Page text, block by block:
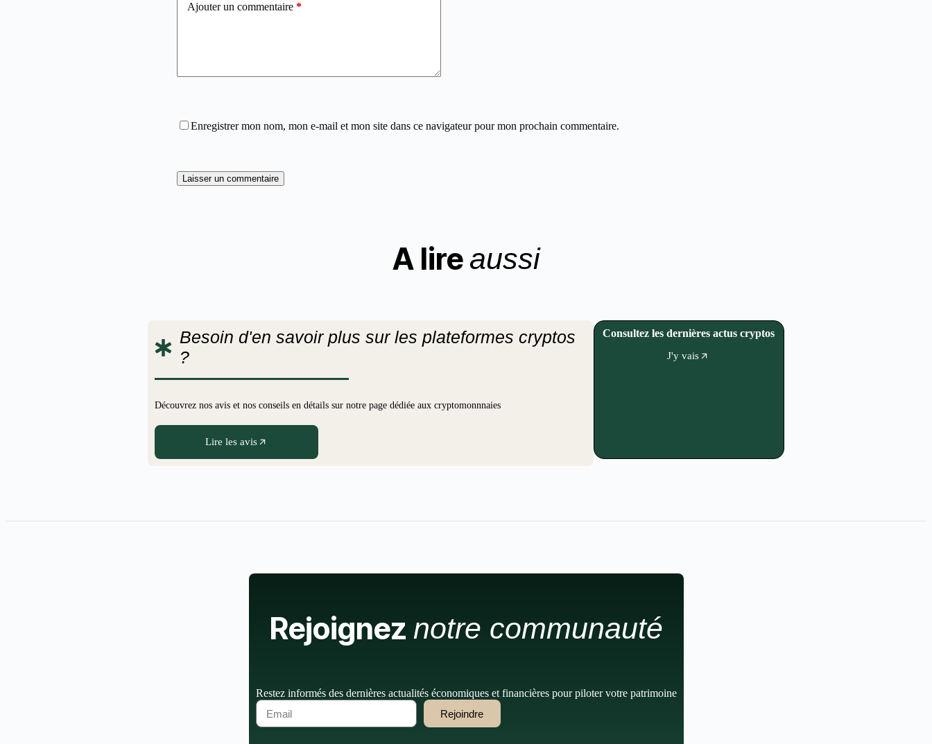
Ajouter un commentaire*
Enregistrer mon nom, mon e-mail et mon site dans ce navigateur pour mon prochain commentaire.
Laisser un commentaire
A lire aussi
Besoin d'en savoir plus sur les plateformes cryptos
?
Découvrez nos avis et nos conseils en détails sur notre page dédiée aux cryptomonnnaies
Lire les avis
Consultez les dernières actus cryptos
J'y vais
Rejoignez notre communauté
Restez informés des dernières actualités économiques et financières pour piloter votre patrimoine
Rejoindre